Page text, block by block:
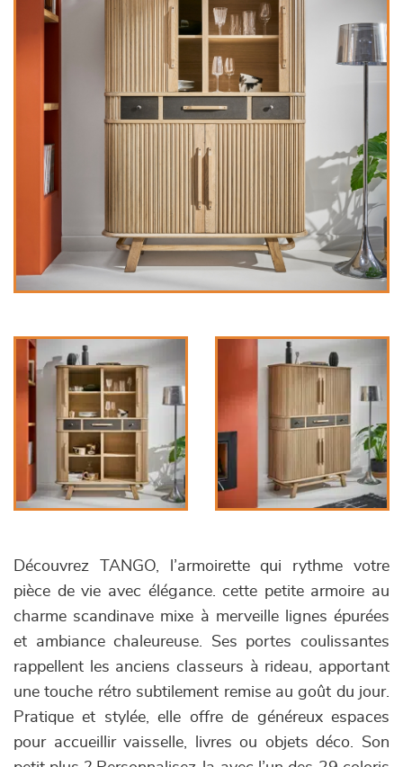
Découvrez TANGO, l’armoirette qui rythme votre
pièce de vie avec élégance. cette petite armoire au
charme scandinave mixe à merveille lignes épurées
et ambiance chaleureuse. Ses portes coulissantes
rappellent les anciens classeurs à rideau, apportant
une touche rétro subtilement remise au goût du jour.
Pratique et stylée, elle offre de généreux espaces
pour accueillir vaisselle, livres ou objets déco. Son